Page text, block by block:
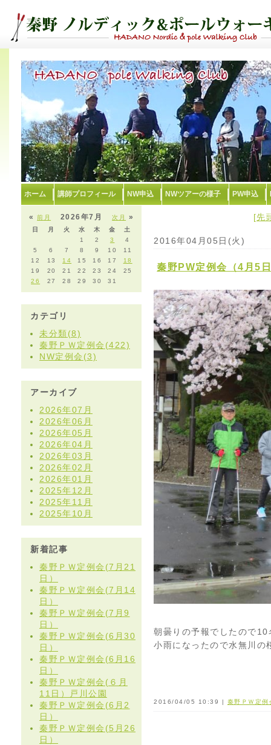
ホーム 講師プロフィール NW申込 NWツアーの様子 PW申込
«前月 次月 »
2026年7月
日 月 火 水 木 金
土
1
2 3
4
5
6 7 8 9 10
11
12
13 14 15 16 17
18
19
20 21 22 23 24
25
26
27 28 29 30 31
カテゴリ
未分類(8)
秦野ＰＷ定例会(422)
NW定例会(3)
アーカイブ
2026年07月
2026年06月
2026年05月
2026年04月
2026年03月
2026年02月
2026年01月
2025年12月
2025年11月
2025年10月
新着記事
秦野ＰＷ定例会(7月21
日）
秦野ＰＷ定例会(7月14
日）
秦野ＰＷ定例会(7月9
日）
秦野ＰＷ定例会(6月30
日）
秦野ＰＷ定例会(6月16
日）
秦野ＰＷ定例会(６月
11日）戸川公園
秦野ＰＷ定例会(6月2
日）
秦野ＰＷ定例会(5月26
日）
[先
2016年04月05日(火)
秦野PW定例会（4月5
朝曇りの予報でしたので
小雨になったので水無川の
2016/04/05 10:39 | 秦野ＰＷ定例